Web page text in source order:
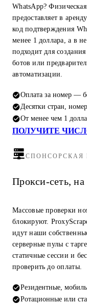
WhatsApp?
предоставляет в
код подтверждения
менее 1 доллара, а в
подходит для
ботов или
автоматизации.
Оплата за номер —
Десятки стран,
От менее чем 1
ПОЛУЧИТЕ
СПОНСОРСКАЯ
Прокси-сеть,
Массовые проверки
блокируют.
идут наши
серверные пулы с
статичные сессии и
проверить до оплаты.
Резидентные,
Ротационные или